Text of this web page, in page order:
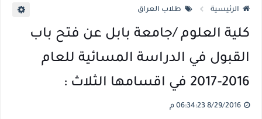
الرئيسية طلاب العراق
كلية العلوم /جامعة بابل عن فتح باب
القبول في الدراسة المسائية للعام
2016-2017 في اقسامها الثلاث :